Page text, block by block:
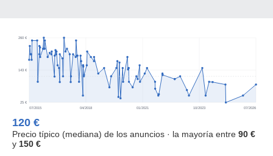
25 €
143 €
260 €
07/2015 04/2018 01/2021 10/2023 07/2026
120 €
Precio típico (mediana) de los anuncios · la mayoría entre 90 €
y 150 €